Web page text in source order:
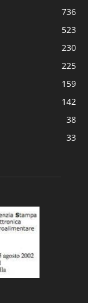
736
523
230
225
159
142
38
33